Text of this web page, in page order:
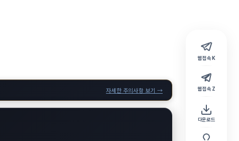
웹 접속 K
웹 접속 Z
다운로드
자세한 주의사항 보기 →